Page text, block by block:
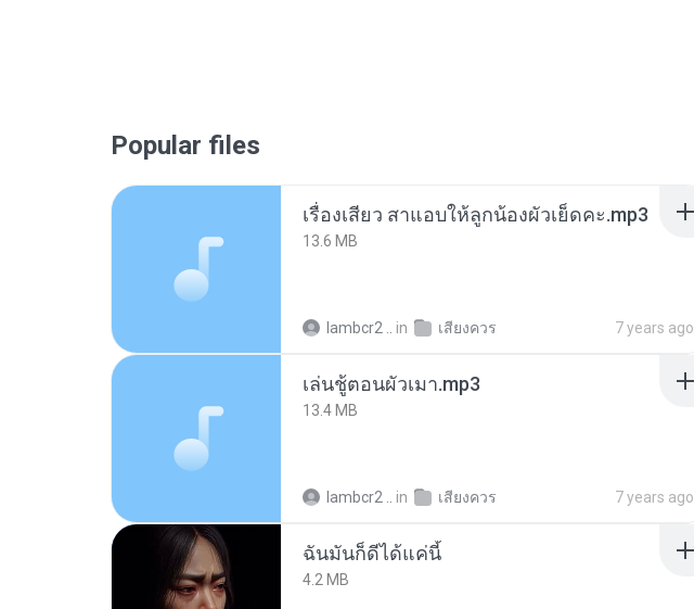
Popular files
เรื่องเสียว สาแอบให้ลูกน้องผัวเย็ดคะ.mp3
13.6 MB
lambcr2 .. in เสียงควร 7 years ago
เล่นชู้ตอนผัวเมา.mp3
13.4 MB
lambcr2 .. in เสียงควร 7 years ago
ฉันมันก็ดีได้แค่นี้
4.2 MB